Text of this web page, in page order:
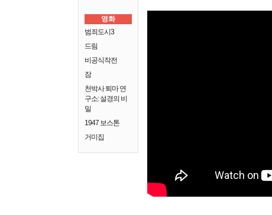
영화
범죄도시3
드림
비공식작전
잠
천박사 퇴마 연
구소: 설경의 비
밀
1947 보스톤
거미집